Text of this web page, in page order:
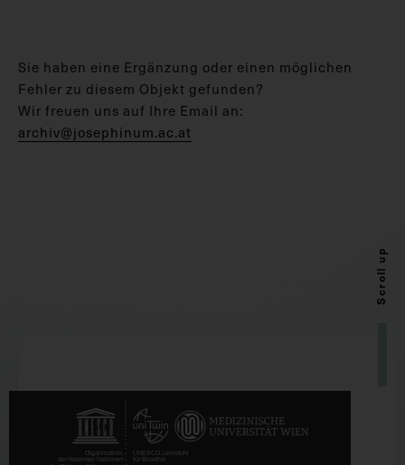
Sie haben eine Ergänzung oder einen möglichen
Fehler zu diesem Objekt gefunden?
Wir freuen uns auf Ihre Email an:
archiv@josephinum.ac.at
Scroll up